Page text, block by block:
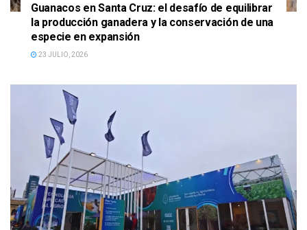
Guanacos en Santa Cruz: el desafío de equilibrar
la producción ganadera y la conservación de una
especie en expansión
23 JULIO, 2026